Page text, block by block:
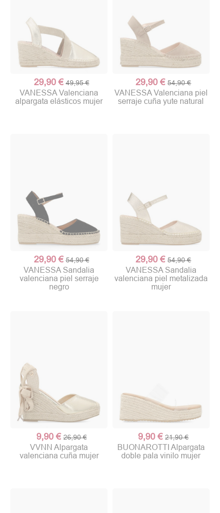
29,90 € 49,95 €
VANESSA Valenciana
alpargata elásticos mujer
29,90 € 54,90 €
VANESSA Valenciana piel
serraje cuña yute natural
29,90 € 54,90 €
VANESSA Sandalia
valenciana piel serraje
negro
29,90 € 54,90 €
VANESSA Sandalia
valenciana piel metalizada
mujer
9,90 € 26,90 €
VVNN Alpargata
valenciana cuña mujer
9,90 € 21,90 €
BUONAROTTI Alpargata
doble pala vinilo mujer